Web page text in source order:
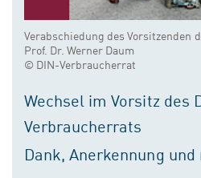
Verabschiedung des Vorsitzenden
Prof. Dr. Werner Daum
© DIN-Verbraucherrat
Wechsel im Vorsitz des
Verbraucherrats
Dank, Anerkennung